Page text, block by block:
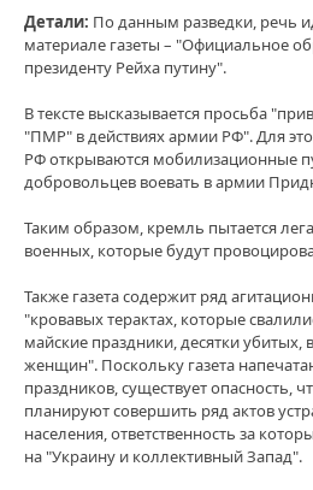
Детали: По данным разведки, речь
материале газеты – "Официальное
президенту Рейха путину".
В тексте высказывается просьба
"ПМР" в действиях армии РФ". Для
РФ открываются мобилизационные
добровольцев воевать в армии
Таким образом, кремль пытается
военных, которые будут
Также газета содержит ряд
"кровавых терактах, которые
майские праздники, десятки убитых,
женщин". Поскольку газета
праздников, существует опасность,
планируют совершить ряд актов
населения, ответственность за
на "Украину и коллективный Запад".